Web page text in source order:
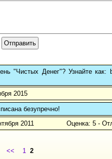
"Чистых Денег"? Узнайте как:
2015
безупречно!
2011 Оценка: 5 -
<< 1 2